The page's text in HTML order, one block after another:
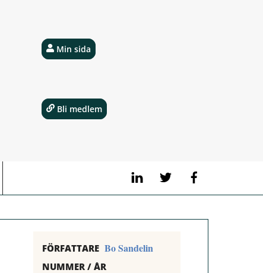
LinkedIn Twitter
Min sida
Bli medlem
FÖRFATTARE Bo Sandelin
NUMMER / ÅR